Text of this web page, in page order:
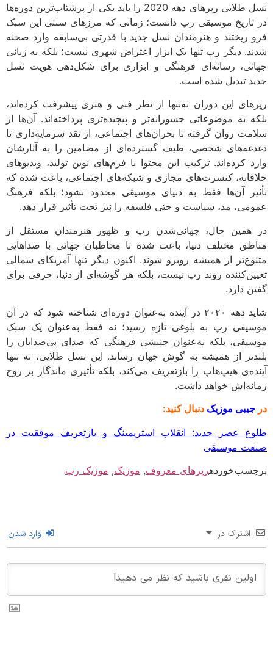
نسل طلایی رپرهای دهه 2020 را باید یکی از پرشتاب‌ترین دوره‌ها
موسیقی رپ دانست؛ زمانی که مرزهای سنتی این سبک
ریختند و هنرمندان نسل جدید با قدرتی بی‌سابقه وارد صحنه
دیگر رپ تنها یک ابزار اعتراض شهری نیست؛ بلکه به زبانی
رسانه‌ای فرهنگی و ابزاری برای شکل‌دهی هویت نسل
تبدیل شده است.
این دوران نه‌تنها از نظر فنی و هنری پیشرفت کرده‌اند،
به موضوعاتی جسورانه‌تر و پیچیده‌تری پرداخته‌اند. آن‌ها از
روان گرفته تا بحران‌های اجتماعی، از نقد سرمایه‌داری تا
شخصی، طیف گسترده‌ای از مضامین را به آثارشان
کرده‌اند. ترکیب این محتوا با فرم‌های نوین تولید، ویدیوهای
کنسرت‌های مجازی و شبکه‌های اجتماعی، باعث شده که
آن‌ها فقط به دنیای موسیقی محدود نشود؛ بلکه فرهنگ
مد، سیاست و حتی فلسفه را نیز تحت تأثیر قرار دهد.
همین حال، جهانی‌شدن رپ و ظهور هنرمندان مستقل از
مختلف دنیا، باعث شده تا مخاطبان جهانی با صداهایی
از همیشه روبرو شوند. اکنون دیگر تنها آمریکای شمالی
روند رپ نیست، بلکه هر گوشه‌ای از دنیا، حرفی برای
دارد.
شاید دهه ۲۰۲۰ در آینده به‌عنوان دوره‌ای شناخته شود که در آن
رپ به بلوغی تازه رسید؛ نه فقط به‌عنوان یک سبک
بلکه به‌عنوان جنبشی فرهنگی که صدای بی‌صدایان را
از همیشه به گوش جهان رساند. این نسل طلایی، نه تنها
هیپ‌هاپ را بازتعریف می‌کند، بلکه تأثیری ماندگار بر روح
خواهد داشت.
جیبی موزیکدنبال کنید:
عصر جدید: انقلاب استریمینگ و بازتعریف موفقیت در
موسیقی
خوردهرپرهای معروف ,موزیک, موزیک رپ
اشتراک در وارد شدن